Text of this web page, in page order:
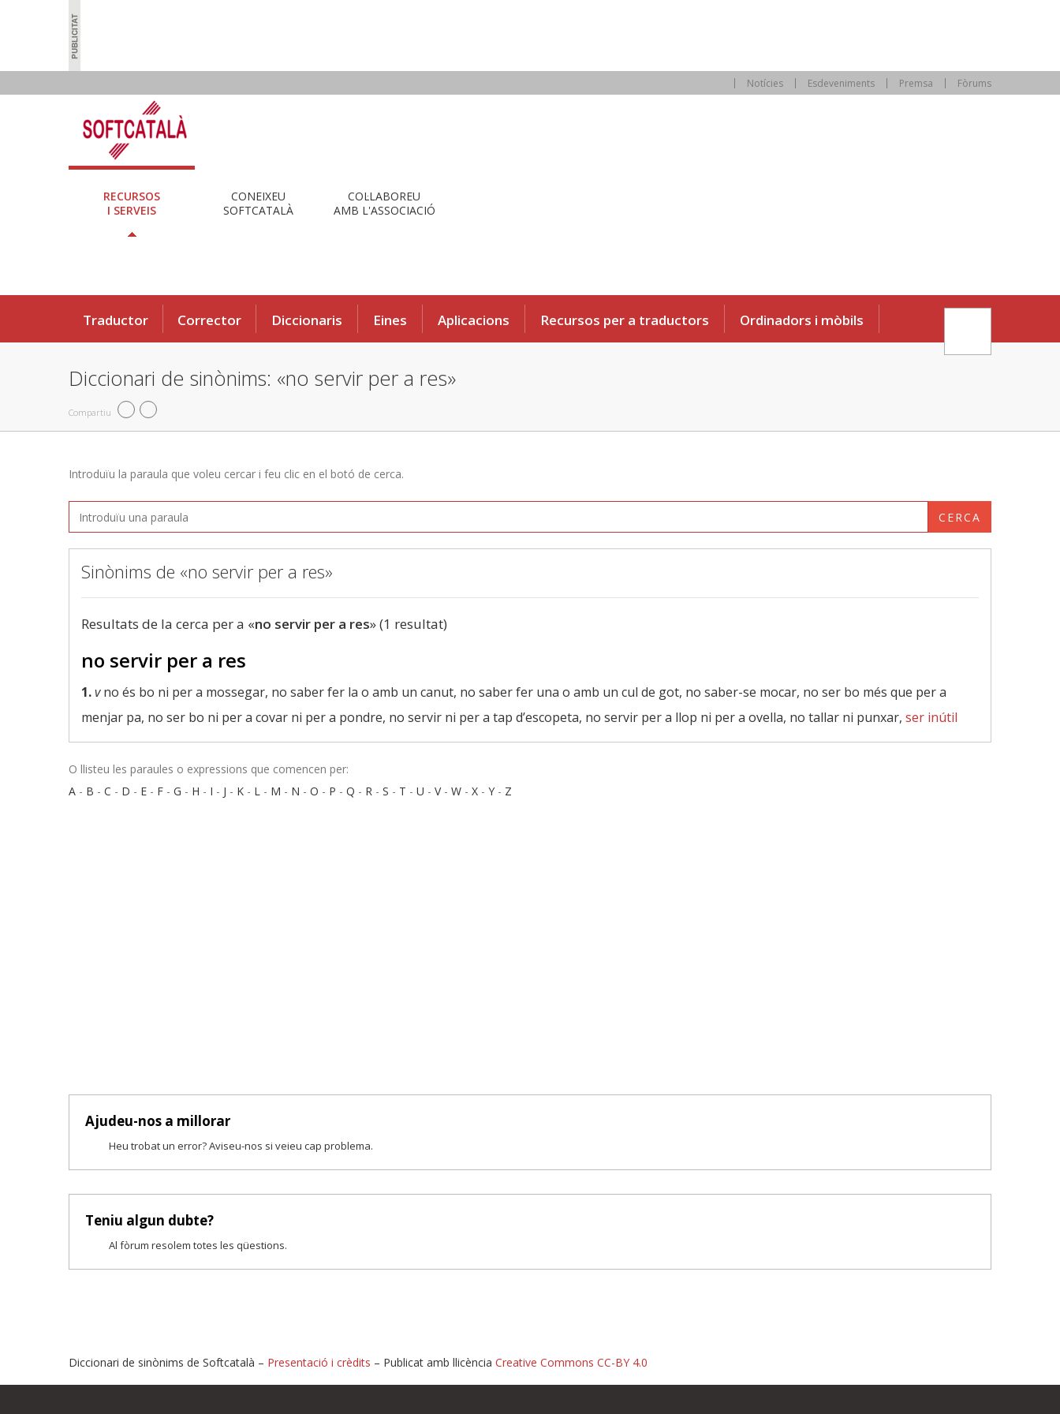
Notícies Esdeveniments Premsa Fòrums
RECURSOS
I SERVEIS
CONEIXEU
SOFTCATALÀ
COL·LABOREU
AMB L'ASSOCIACIÓ
Traductor Corrector Diccionaris Eines Aplicacions Recursos per a traductors Ordinadors i mòbils
Diccionari de sinònims: «no servir per a res»
Compartiu
Introduïu la paraula que voleu cercar i feu clic en el botó de cerca.
CERCA
Sinònims de «no servir per a res»
Resultats de la cerca per a «no servir per a res» (1 resultat)
no servir per a res
1.vno és bo ni per a mossegar, no saber fer la o amb un canut, no saber fer una o amb un cul de got, no saber-se mocar, no ser bo més que per a
menjar pa, no ser bo ni per a covar ni per a pondre, no servir ni per a tap d’escopeta, no servir per a llop ni per a ovella, no tallar ni punxar, ser inútil
O llisteu les paraules o expressions que comencen per:
A - B - C - D - E - F - G - H - I - J - K - L - M - N - O - P - Q - R - S - T - U - V- W - X - Y - Z
Ajudeu-nos a millorar
Heu trobat un error? Aviseu-nos si veieu cap problema.
Teniu algun dubte?
Al fòrum resolem totes les qüestions.
Diccionari de sinònims de Softcatalà – Presentació i crèdits – Publicat amb llicència Creative Commons CC-BY 4.0